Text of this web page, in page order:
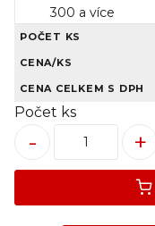
300 a více
POČET KS
CENA/KS
CENA CELKEM S DPH
Počet ks
+
-